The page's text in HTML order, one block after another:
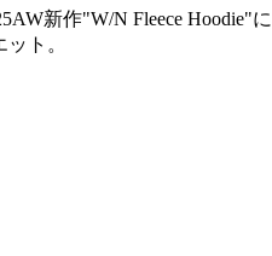
新作"W/N Fleece
ト。